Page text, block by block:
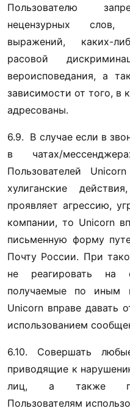
Пользователю
нецензурных слов,
выражений, каких-
расовой
вероисповедания, а
зависимости от того, в
адресованы.
6.9.  В случае если в
в чатах/
Пользователей
хулиганские
проявляет агрессию,
компании, то Unicorn
письменную форму
Почту России. При
не реагировать на
получаемые по иным
Unicorn вправе давать
использованием
6.10. Совершать
приводящие к
лиц, а также
Пользователям